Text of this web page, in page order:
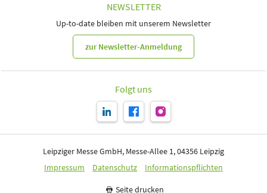
NEWSLETTER
Up-to-date bleiben mit unserem Newsletter
zur Newsletter-Anmeldung
Folgt uns
Leipziger Messe GmbH, Messe-Allee 1, 04356 Leipzig
Impressum
Datenschutz Informationspflichten
Seite drucken